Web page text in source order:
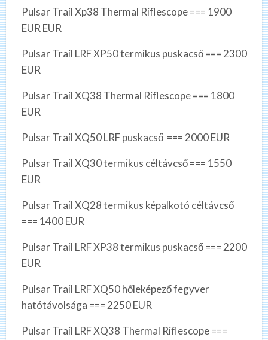
Pulsar Trail Xp38 Thermal Riflescope === 1900
EUR EUR
Pulsar Trail LRF XP50 termikus puskacső === 2300
EUR
Pulsar Trail XQ38 Thermal Riflescope === 1800
EUR
Pulsar Trail XQ50 LRF puskacső === 2000 EUR
Pulsar Trail XQ30 termikus céltávcső === 1550
EUR
Pulsar Trail XQ28 termikus képalkotó céltávcső
=== 1400 EUR
Pulsar Trail LRF XP38 termikus puskacső === 2200
EUR
Pulsar Trail LRF XQ50 hőleképező fegyver
hatótávolsága === 2250 EUR
Pulsar Trail LRF XQ38 Thermal Riflescope ===